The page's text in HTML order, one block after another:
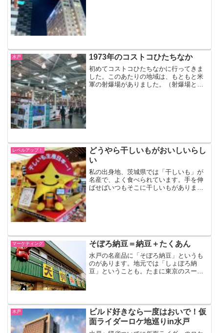
水戸 1973年のコストコひたちなか
初めてコストコひたちなかに行ってきま
した。このあたりの地域は、もともと米
軍の射爆場がありました。（射爆場と
レベルアップ！
どうやら干しいもがおいしいらし
い
私の出身地、茨城県では「干しいも」が
名産で、よく食べられています。手を伸
ばせばいつもそこに干しいもがありまし
マーケティング そぼろ納豆＝納豆＋たくあん
水戸の名産品に「そぼろ納豆」というも
のがあります。地元では「しょぼろ納
豆」ということも。たまに東京のスーパ
納豆の工場。おみやげ屋さ...
水戸
ビルド好きなら一度はおいで！仮
面ライダーロケ地巡りin水戸